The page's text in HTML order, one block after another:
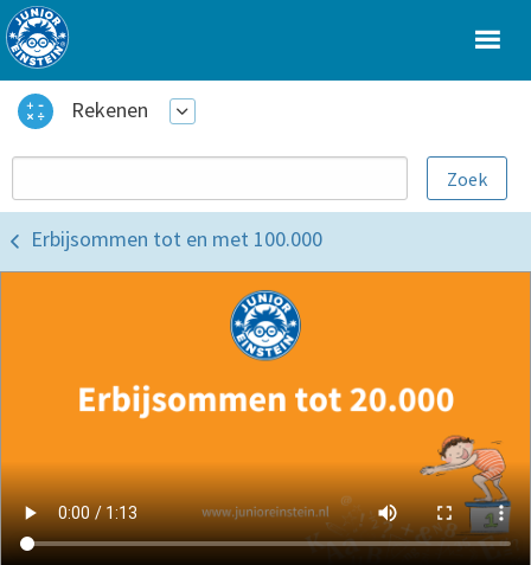
Rekenen
Erbijsommen tot en met 100.000